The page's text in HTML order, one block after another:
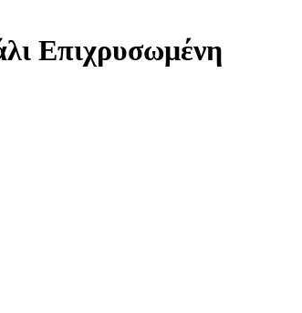
Επιχρυσωμένη